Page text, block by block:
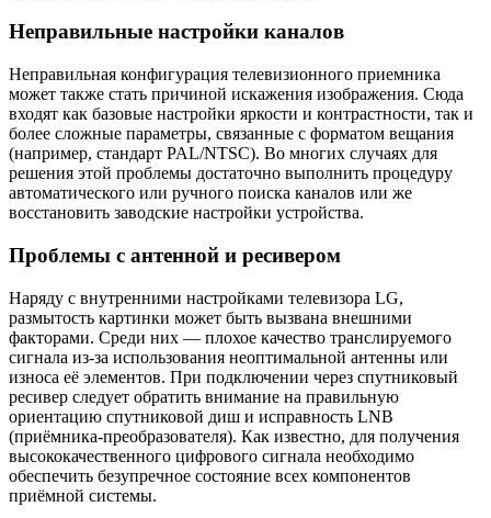
Неправильные настройки каналов
Неправильная конфигурация телевизионного приемника
может также стать причиной искажения изображения. Сюда
входят как базовые настройки яркости и контрастности, так и
более сложные параметры, связанные с форматом вещания
(например, стандарт PAL/NTSC). Во многих случаях для
решения этой проблемы достаточно выполнить процедуру
автоматического или ручного поиска каналов или же
восстановить заводские настройки устройства.
Проблемы с антенной и ресивером
Наряду с внутренними настройками телевизора LG,
размытость картинки может быть вызвана внешними
факторами. Среди них — плохое качество транслируемого
сигнала из-за использования неоптимальной антенны или
износа её элементов. При подключении через спутниковый
ресивер следует обратить внимание на правильную
ориентацию спутниковой диш и исправность LNB
(приёмника-преобразователя). Как известно, для получения
высококачественного цифрового сигнала необходимо
обеспечить безупречное состояние всех компонентов
приёмной системы.